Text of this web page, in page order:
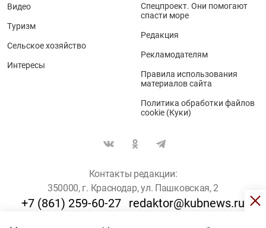
Видео
Туризм
Сельское хозяйство
Интересы
Спецпроект. Они помогают
спасти море
Редакция
Рекламодателям
Правила использования
материалов сайта
Политика обработки файлов
cookie (Куки)
Контакты редакции:
350000, г. Краснодар, ул. Пашковская, 2
+7 (861) 259-60-27 redaktor@kubnews.ru